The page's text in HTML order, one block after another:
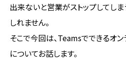
出来ないと営業がストップしてしま
しれません。
そこで今回は、Teamsでできるオ
についてお話します。